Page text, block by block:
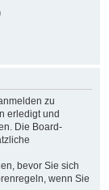
zu
erledigt und
Die Board-
bevor Sie sich
wenn Sie